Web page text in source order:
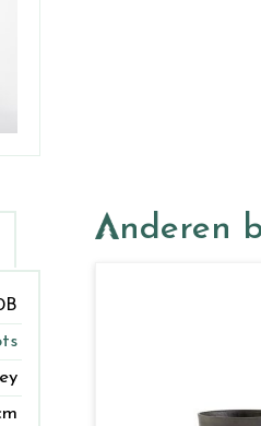
Anderen